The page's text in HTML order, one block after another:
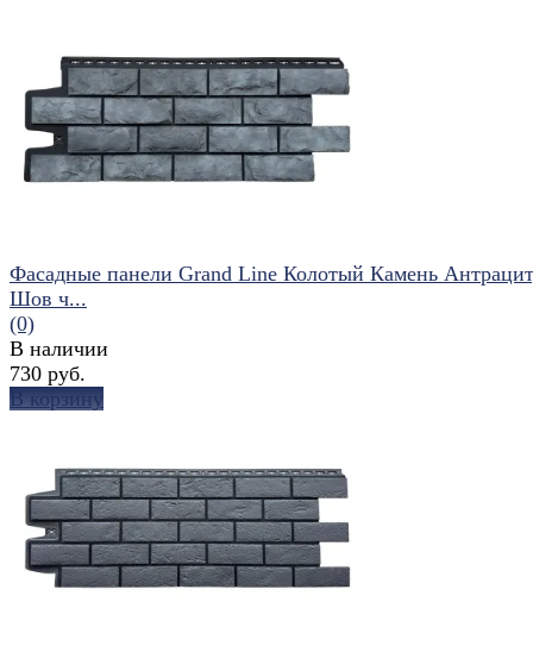
избранное сравнить
избранное сравнить
Фасадные панели Grand Line Колотый Камень
Шов ч...
(0)
В наличии
730 руб.
В корзину